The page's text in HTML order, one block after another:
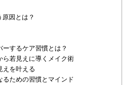
因とは？
するケア習慣とは？
ら若見えに導くメイク術
えを叶える
るための習慣とマインド